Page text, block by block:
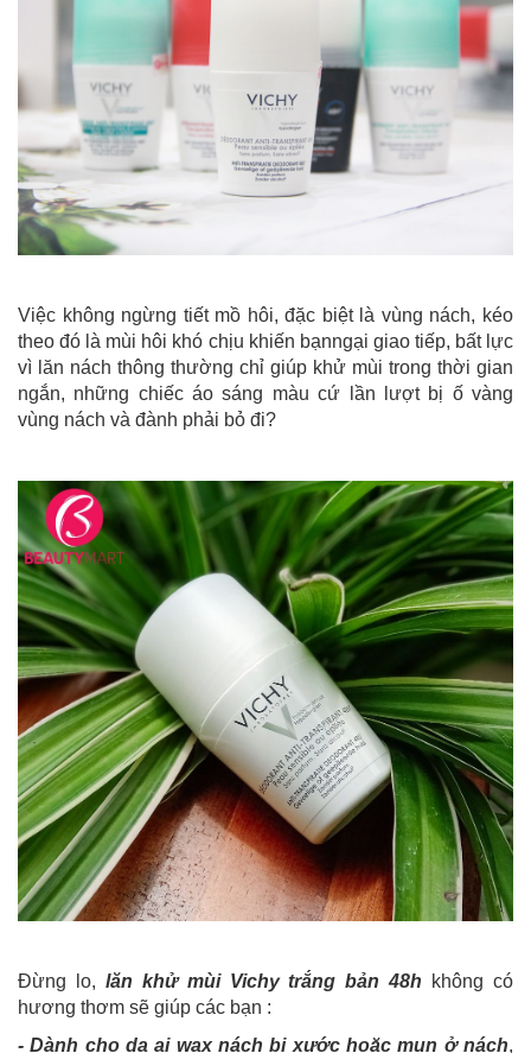
Việc không ngừng tiết mồ hôi, đặc biệt là vùng nách, kéo
theo đó là mùi hôi khó chịu khiến bạnngại giao tiếp, bất lực
vì lăn nách thông thường chỉ giúp khử mùi trong thời gian
ngắn, những chiếc áo sáng màu cứ lần lượt bị ố vàng
vùng nách và đành phải bỏ đi?
Đừng lo, lăn khử mùi Vichy trắng bản 48h không có
hương thơm sẽ giúp các bạn :
- Dành cho da ai wax nách bị xước hoặc mụn ở nách,